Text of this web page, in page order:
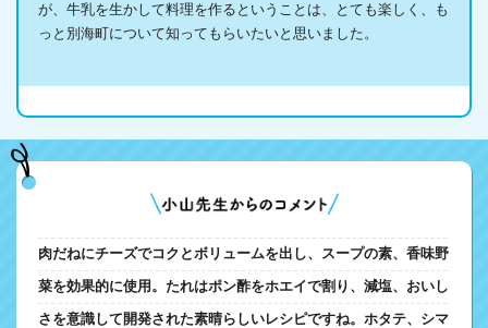
が、牛乳を生かして料理を作るということは、とても楽しく、も
っと別海町について知ってもらいたいと思いました。
肉だねにチーズでコクとボリュームを出し、スープの素、香味野
菜を効果的に使用。たれはポン酢をホエイで割り、減塩、おいし
さを意識して開発された素晴らしいレシピですね。ホタテ、シマ